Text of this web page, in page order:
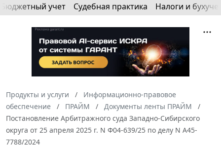
Бюджетный учет Судебная практика Налоги и
Продукты и услуги
Информационно-правовое
обеспечение
ПРАЙМ
Документы ленты ПРАЙМ
Постановление Арбитражного суда Западно-Сибирского
округа от 25 апреля 2025 г. N Ф04-639/25 по делу N А45-
7788/2024